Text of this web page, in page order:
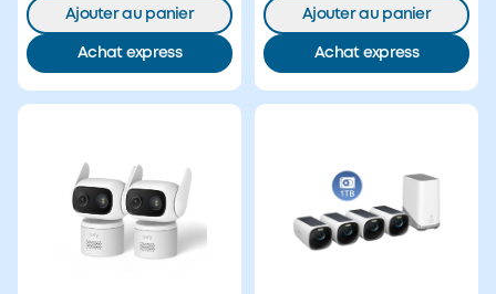
Ajouter au panier
Achat express
Ajouter au panier
Achat express